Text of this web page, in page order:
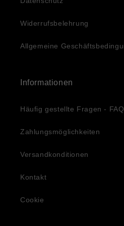
Widerrufsbelehrung
Allgemeine
Informationen
Häufig gestellte Fragen - FAQ
Zahlungsmöglichkeiten
Versandkonditionen
Kontakt
Cookie